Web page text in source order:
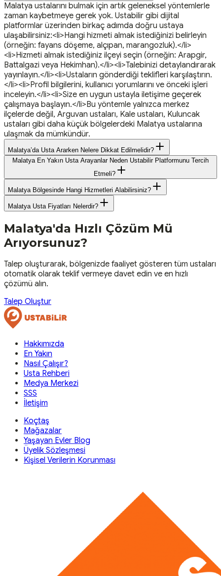
Malatya ustalarını bulmak için artık geleneksel yöntemlerle
zaman kaybetmeye gerek yok. Ustabilir gibi dijital
platformlar üzerinden birkaç adımda doğru ustaya
ulaşabilirsiniz:<li>Hangi hizmeti almak istediğinizi belirleyin
(örneğin: fayans döşeme, alçıpan, marangozluk).</li>
<li>Hizmeti almak istediğiniz ilçeyi seçin (örneğin: Arapgir,
Battalgazi veya Hekimhan).</li><li>Talebinizi detaylandırarak
yayınlayın.</li><li>Ustaların gönderdiği teklifleri karşılaştırın.
</li><li>Profil bilgilerini, kullanıcı yorumlarını ve önceki işleri
inceleyin.</li><li>Size en uygun ustayla iletişime geçerek
çalışmaya başlayın.</li>Bu yöntemle yalnızca merkez
ilçelerde değil, Arguvan ustaları, Kale ustaları, Kuluncak
ustaları gibi daha küçük bölgelerdeki Malatya ustalarına
ulaşmak da mümkündür.
Malatya’da Usta Ararken Nelere Dikkat Edilmelidir?
Malatya En Yakın Usta Arayanlar Neden Ustabilir Platformunu Tercih
Etmeli?
Malatya Bölgesinde Hangi Hizmetleri Alabilirsiniz?
Malatya Usta Fiyatları Nelerdir?
Malatya'da Hızlı Çözüm Mü
Arıyorsunuz?
Talep oluşturarak, bölgenizde faaliyet gösteren tüm ustaları
otomatik olarak teklif vermeye davet edin ve en hızlı
çözümü alın.
Talep Oluştur
Hakkımızda
En Yakın
Nasıl Çalışır?
Usta Rehberi
Medya Merkezi
SSS
İletişim
Koçtaş
Mağazalar
Yaşayan Evler Blog
Üyelik Sözleşmesi
Kişisel Verilerin Korunması